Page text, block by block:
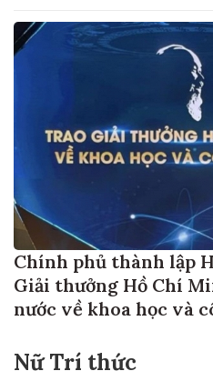
Chính phủ thành lập
Giải thưởng Hồ Chí
nước về khoa học và
Nữ Trí thức